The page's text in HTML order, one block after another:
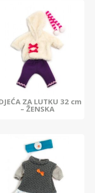
ZA LUTKU 32 cm
– ŽENSKA